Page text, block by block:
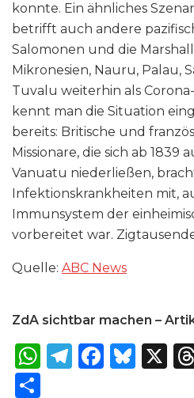
konnte. Ein ähnliches
betrifft auch andere
Salomonen und die
Mikronesien, Nauru, Palau,
Tuvalu weiterhin als
kennt man die Situation
bereits: Britische und
Missionare, die sich ab 1839
Vanuatu niederließen,
Infektionskrankheiten mit,
Immunsystem der
vorbereitet war.
Quelle: ABC News
ZdA sichtbar machen –
W T
F
B X